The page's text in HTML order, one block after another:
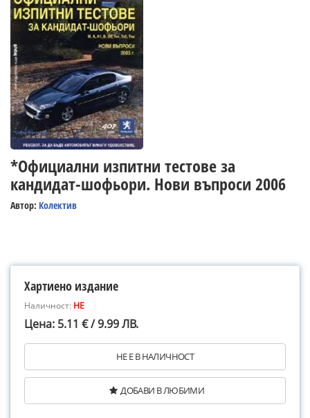
*Официални изпитни тестове за
кандидат-шофьори. Нови въпроси 2006
Автор: Колектив
Хартиено издание
Наличност: НЕ
Цена: 5.11 € / 9.99 ЛВ.
НЕ Е В НАЛИЧНОСТ
ДОБАВИ В ЛЮБИМИ